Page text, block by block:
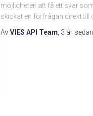
möjligheten att få ett svar
skickat en förfrågan direkt till
AvVIES API Team 3 årsedan